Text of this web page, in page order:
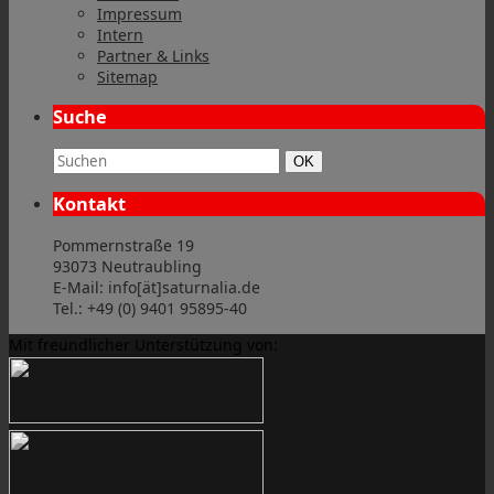
Impressum
Intern
Partner & Links
Sitemap
Suche
Suchbegriff: Suchen
OK
Kontakt
Pommernstraße 19
93073 Neutraubling
E-Mail: info[ät]saturnalia.de
Tel.: +49 (0) 9401 95895-40